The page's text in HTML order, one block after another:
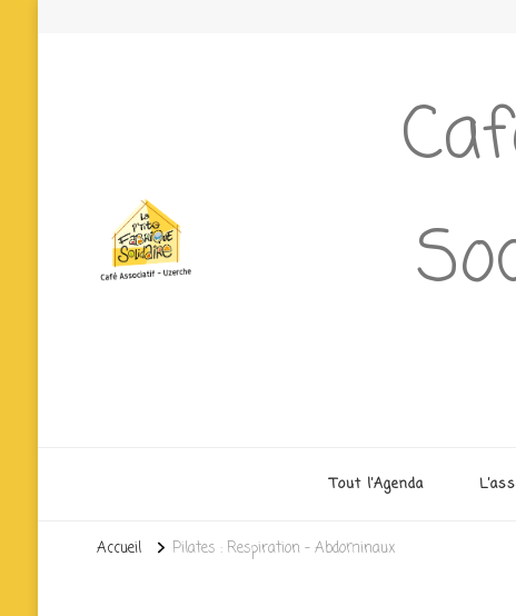
Tout l’Agenda
Accueil Pilates : Respiration – Abdominaux